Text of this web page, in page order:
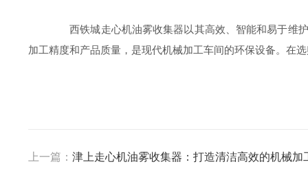
西铁城走心机油雾收集器以其高效、智能和易于维护
加工精度和产品质量，是现代机械加工车间的环保设备。在
上一篇： 津上走心机油雾收集器：打造清洁高效的机械加